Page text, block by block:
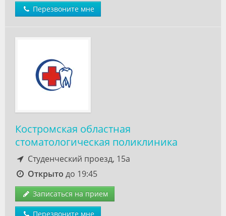
Перезвоните мне
Костромская областная
стоматологическая поликлиника
Студенческий проезд, 15а
Открыто до 19:45
Записаться на прием
Перезвоните мне